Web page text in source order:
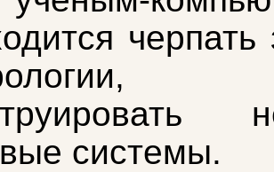
черпать
системы.